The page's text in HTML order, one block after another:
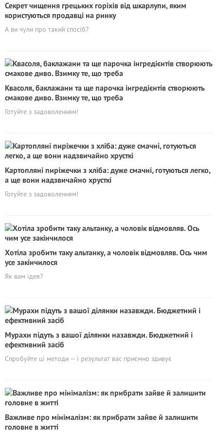
Секрет чищення грецьких горіхів від шкарлупи, яким
користуються продавці на ринку
А ви чули про такий спосіб?
Квасоля, баклажани та ще парочка інгредієнтів створюють
смакове диво. Взимку те, що треба
Готуйте з задоволенням!
Картопляні пиріжечки з хліба: дуже смачні, готуються легко,
а ще вони надзвичайно хрусткі
Готуйте з задоволенням!
Хотіла зробити таку альтанку, а чоловік відмовляв. Ось чим
усе закінчилося
Як вам ідея?
Мурахи підуть з вашої ділянки назавжди. Бюджетний і
ефективний засіб
Спробуйте ці методи — і результат вас приємно здивує
Важливе про мінімалізм: як прибрати зайве й залишити
головне в житті